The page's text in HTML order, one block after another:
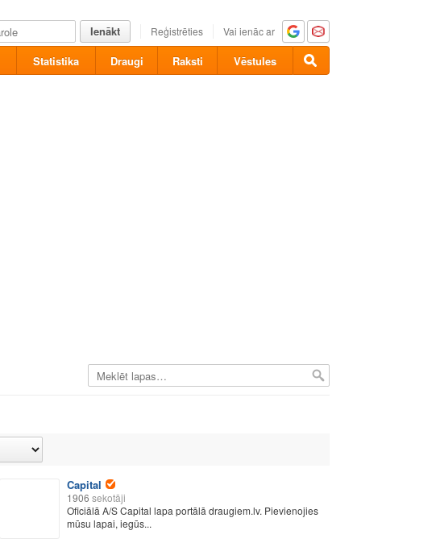
Ienākt Reģistrēties Vai ienāc ar
Statistika Draugi Raksti Vēstules
Capital
1906 sekotāji
Oficiālā A/S Capital lapa portālā draugiem.lv. Pievienojies
mūsu lapai, iegūs...